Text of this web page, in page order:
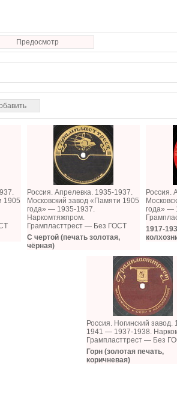
Предосмотр
1905
Россия. Апрелевка. 1935-1937.
Московский завод «Памяти 1905
года» — 1935-1937.
Наркомтяжпром.
Грампласттрест — Без ГОСТ
С чертой (печать золотая,
чёрная)
Россия.
года» —
1917-
Россия. Ногинский завод.
1941 — 1937-1938.
Грампласттрест — Без
Горн (золотая печать,
коричневая)